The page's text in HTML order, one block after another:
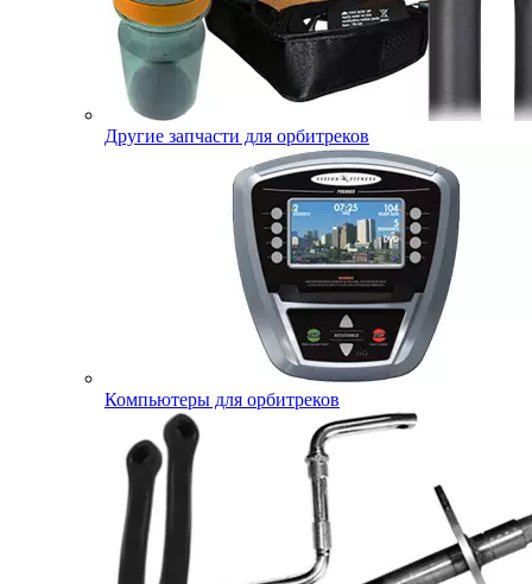
Другие запчасти для орбитреков
Компьютеры для орбитреков